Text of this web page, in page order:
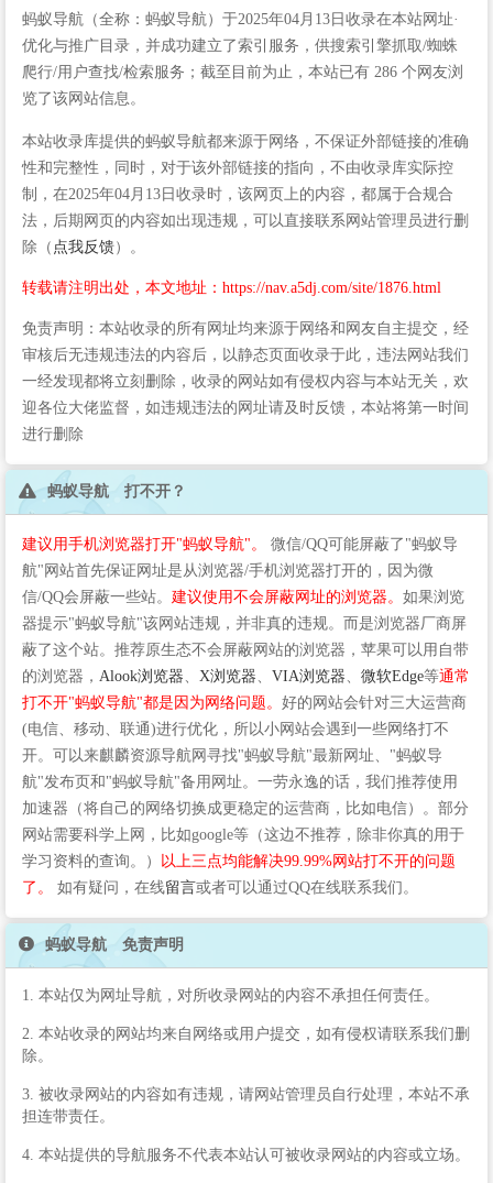
蚂蚁导航（全称：蚂蚁导航）于2025年04月13日收录在本站网址·
优化与推广目录，并成功建立了索引服务，供搜索引擎抓取/蜘蛛
爬行/用户查找/检索服务；截至目前为止，本站已有 286 个网友浏
览了该网站信息。
本站收录库提供的蚂蚁导航都来源于网络，不保证外部链接的准确
性和完整性，同时，对于该外部链接的指向，不由收录库实际控
制，在2025年04月13日收录时，该网页上的内容，都属于合规合
法，后期网页的内容如出现违规，可以直接联系网站管理员进行删
除（ 点我反馈）。
转载请注明出处，本文地址：https://nav.a5dj.com/site/1876.html
免责声明：本站收录的所有网址均来源于网络和网友自主提交，经
审核后无违规违法的内容后，以静态页面收录于此，违法网站我们
一经发现都将立刻删除，收录的网站如有侵权内容与本站无关，欢
迎各位大佬监督，如违规违法的网址请及时反馈，本站将第一时间
进行删除
蚂蚁导航 打不开？
建议用手机浏览器打开"蚂蚁导航"。
微信/QQ可能屏蔽了"蚂蚁导
航"网站首先保证网址是从浏览器/手机浏览器打开的，因为微
信/QQ会屏蔽一些站。 建议使用不会屏蔽网址的浏览器。 如果浏览
器提示"蚂蚁导航"该网站违规，并非真的违规。而是浏览器厂商屏
蔽了这个站。推荐原生态不会屏蔽网站的浏览器，苹果可以用自带
的浏览器， Alook浏览器 X浏览器 VIA浏览器 微软Edge等通常
打不开"蚂蚁导航"都是因为网络问题。 好的网站会针对三大运营商
(电信、移动、联通)进行优化，所以小网站会遇到一些网络打不
开。可以来麒麟资源导航网寻找"蚂蚁导航"最新网址、"蚂蚁导
航"发布页和"蚂蚁导航"备用网址。一劳永逸的话，我们推荐使用
加速器（将自己的网络切换成更稳定的运营商，比如电信）。部分
网站需要科学上网，比如google等（这边不推荐，除非你真的用于
学习资料的查询。）
以上三点均能解决99.99%网站打不开的问题
了。
如有疑问，在线留言或者可以通过QQ在线联系我们。
蚂蚁导航 免责声明
1. 本站仅为网址导航，对所收录网站的内容不承担任何责任。
2. 本站收录的网站均来自网络或用户提交，如有侵权请联系我们删
除。
3. 被收录网站的内容如有违规，请网站管理员自行处理，本站不承
担连带责任。
4. 本站提供的导航服务不代表本站认可被收录网站的内容或立场。